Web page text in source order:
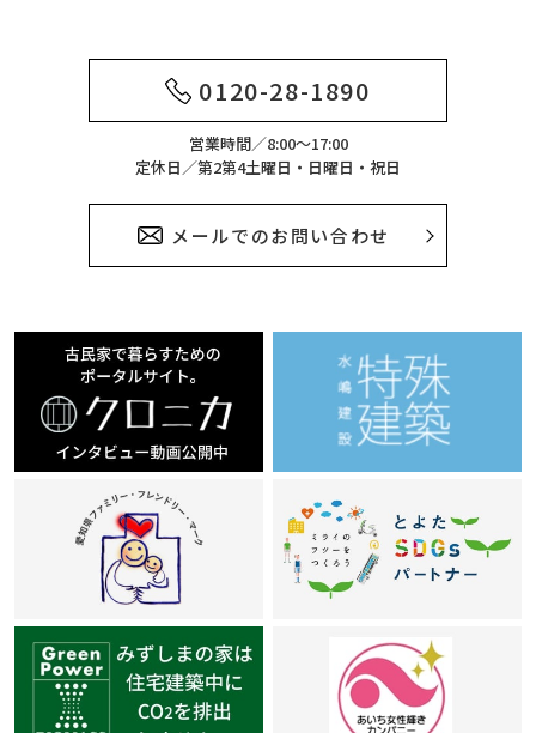
0120-28-1890
営業時間／8:00～17:00
定休日／第2第4土曜日・日曜日・祝日
メールでのお問い合わせ